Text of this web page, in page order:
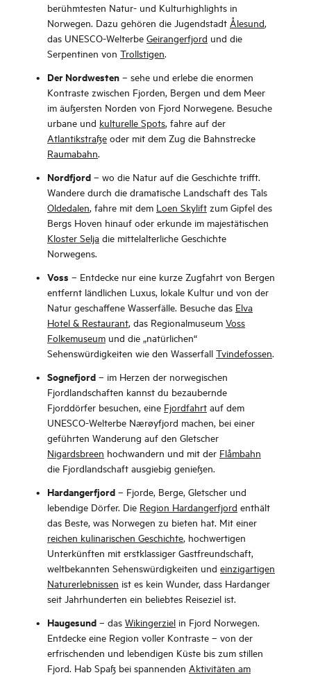
berühmtesten Natur- und Kulturhighlights in
Norwegen. Dazu gehören die Jugendstadt Ålesund,
das UNESCO-Welterbe Geirangerfjord und die
Serpentinen von Trollstigen.
Der Nordwesten – sehe und erlebe die enormen
Kontraste zwischen Fjorden, Bergen und dem Meer
im äußersten Norden von Fjord Norwegene. Besuche
urbane und kulturelle Spots, fahre auf der
Atlantikstraße oder mit dem Zug die Bahnstrecke
Raumabahn.
Nordfjord – wo die Natur auf die Geschichte trifft.
Wandere durch die dramatische Landschaft des Tals
Oldedalen, fahre mit dem Loen Skylift zum Gipfel des
Bergs Hoven hinauf oder erkunde im majestätischen
Kloster Selja die mittelalterliche Geschichte
Norwegens.
Voss – Entdecke nur eine kurze Zugfahrt von Bergen
entfernt ländlichen Luxus, lokale Kultur und von der
Natur geschaffene Wasserfälle. Besuche das Elva
Hotel & Restaurant, das Regionalmuseum Voss
Folkemuseum und die „natürlichen“
Sehenswürdigkeiten wie den Wasserfall Tvindefossen.
Sognefjord – im Herzen der norwegischen
Fjordlandschaften kannst du bezaubernde
Fjorddörfer besuchen, eine Fjordfahrt auf dem
UNESCO-Welterbe Nærøyfjord machen, bei einer
geführten Wanderung auf den Gletscher
Nigardsbreen hochwandern und mit der Flåmbahn
die Fjordlandschaft ausgiebig genießen.
Hardangerfjord – Fjorde, Berge, Gletscher und
lebendige Dörfer. Die Region Hardangerfjord enthält
das Beste, was Norwegen zu bieten hat. Mit einer
reichen kulinarischen Geschichte, hochwertigen
Unterkünften mit erstklassiger Gastfreundschaft,
weltbekannten Sehenswürdigkeiten und einzigartigen
Naturerlebnissen ist es kein Wunder, dass Hardanger
seit Jahrhunderten ein beliebtes Reiseziel ist.
Haugesund – das Wikingerziel in Fjord Norwegen.
Entdecke eine Region voller Kontraste – von der
erfrischenden und lebendigen Küste bis zum stillen
Fjord. Hab Spaß bei spannenden Aktivitäten am